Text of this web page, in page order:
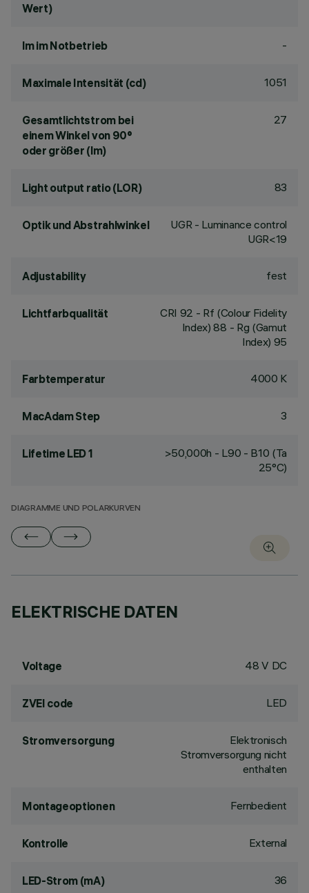
Wert)
lm im Notbetrieb -
Maximale Intensität (cd) 1051
Gesamtlichtstrom bei
einem Winkel von 90°
oder größer (lm)
27
Light output ratio (LOR) 83
Optik und Abstrahlwinkel
UGR - Luminance control
UGR<19
Adjustability fest
Lichtfarbqualität CRI 92 - Rf (Colour Fidelity
Index) 88 - Rg (Gamut
Index) 95
Farbtemperatur 4000 K
MacAdam Step 3
Lifetime LED 1
>50,000h - L90 - B10 (Ta
25°C)
DIAGRAMME UND POLARKURVEN
ELEKTRISCHE DATEN
Voltage 48 V DC
ZVEI code LED
Stromversorgung
Elektronisch
Stromversorgung nicht
enthalten
Montageoptionen Fernbedient
Kontrolle External
LED-Strom (mA) 36